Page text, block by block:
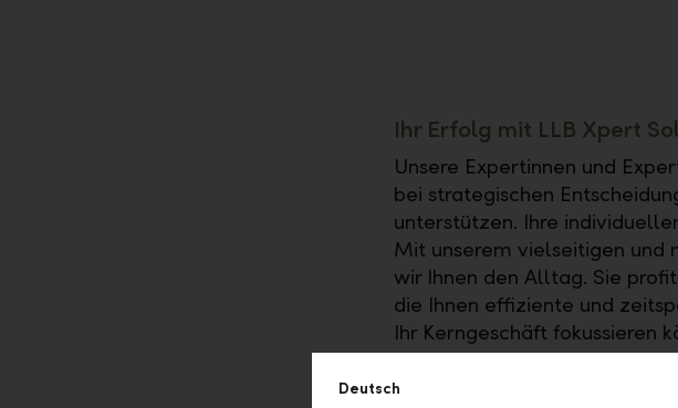
Ihr Erfolg mit LLB Xpert
Unsere Expertinnen und
bei strategischen
unterstützen. Ihre
Mit unserem vielseitigen und
wir Ihnen den Alltag. Sie
die Ihnen effiziente und
Ihr Kerngeschäft fokussieren
der Schweiz, Deutschland
Verfügbarkeit.
Deutsch